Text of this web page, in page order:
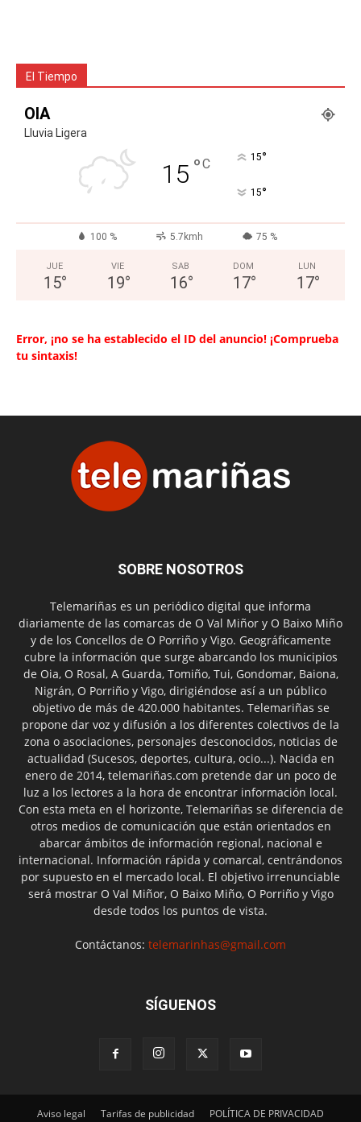
El Tiempo
OIA
Lluvia Ligera
15 °C 15°
15°
100 % 5.7kmh 75 %
JUE
15°
VIE
19°
SAB
16°
DOM
17°
LUN
17°
Error, ¡no se ha establecido el ID del anuncio! ¡Comprueba
tu sintaxis!
SOBRE NOSOTROS
Telemariñas es un periódico digital que informa
diariamente de las comarcas de O Val Miñor y O Baixo Miño
y de los Concellos de O Porriño y Vigo. Geográficamente
cubre la información que surge abarcando los municipios
de Oia, O Rosal, A Guarda, Tomiño, Tui, Gondomar, Baiona,
Nigrán, O Porriño y Vigo, dirigiéndose así a un público
objetivo de más de 420.000 habitantes. Telemariñas se
propone dar voz y difusión a los diferentes colectivos de la
zona o asociaciones, personajes desconocidos, noticias de
actualidad (Sucesos, deportes, cultura, ocio...). Nacida en
enero de 2014, telemariñas.com pretende dar un poco de
luz a los lectores a la hora de encontrar información local.
Con esta meta en el horizonte, Telemariñas se diferencia de
otros medios de comunicación que están orientados en
abarcar ámbitos de información regional, nacional e
internacional. Información rápida y comarcal, centrándonos
por supuesto en el mercado local. El objetivo irrenunciable
será mostrar O Val Miñor, O Baixo Miño, O Porriño y Vigo
desde todos los puntos de vista.
Contáctanos: telemarinhas@gmail.com
SÍGUENOS
Aviso legal Tarifas de publicidad POLÍTICA DE PRIVACIDAD